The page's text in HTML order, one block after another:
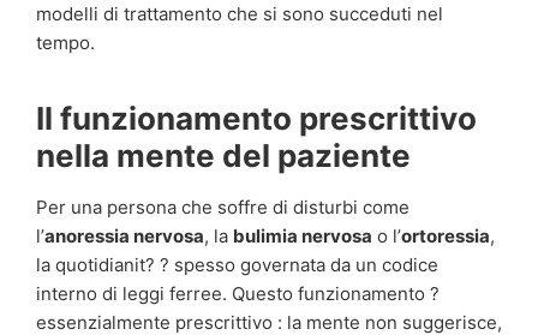
modelli di trattamento che si sono succeduti nel
tempo.
Il funzionamento prescrittivo
nella mente del paziente
Per una persona che soffre di disturbi come
l’anoressia nervosa, la bulimia nervosa o l’ortoressia,
la quotidianit? ? spesso governata da un codice
interno di leggi ferree. Questo funzionamento ?
essenzialmente prescrittivo : la mente non suggerisce,